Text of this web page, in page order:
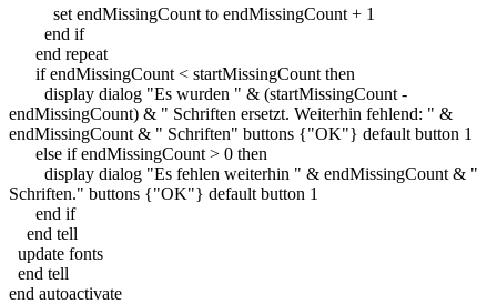
set endMissingCount to endMissingCount + 1
end if
end repeat
ifendMissingCount < startMissingCount then
display dialog "Es wurden " & (startMissingCount -
endMissingCount) & " Schriften ersetzt. Weiterhin fehlend: " &
endMissingCount & " Schriften" buttons {"OK"} default button 1
else ifendMissingCount > 0 then
display dialog "Es fehlen weiterhin " & endMissingCount & "
Schriften." buttons {"OK"} default button 1
end if
end tell
update fonts
end tell
end autoactivate